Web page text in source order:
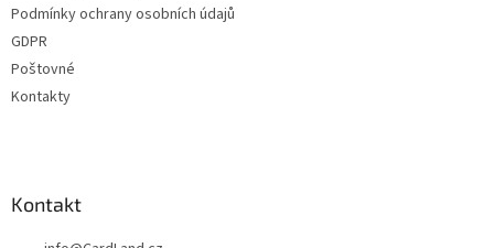
Podmínky ochrany osobních údajů
GDPR
Poštovné
Kontakty
Kontakt